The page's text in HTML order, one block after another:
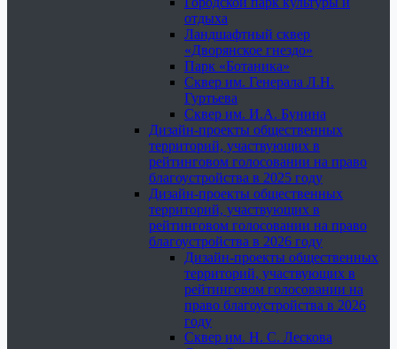
отдыха
Ландшафтный сквер
«Дворянское гнездо»
Парк «Ботаника»
Сквер им. Генерала Л.Н.
Гуртьева
Сквер им. И.А. Бунина
Дизайн-проекты общественных
территорий, участвующих в
рейтинговом голосовании на право
благоустройства в 2025 году
Дизайн-проекты общественных
территорий, участвующих в
рейтинговом голосовании на право
благоустройства в 2026 году
Дизайн-проекты общественных
территорий, участвующих в
рейтинговом голосовании на
право благоустройства в 2026
году
Сквер им. Н. С. Лескова